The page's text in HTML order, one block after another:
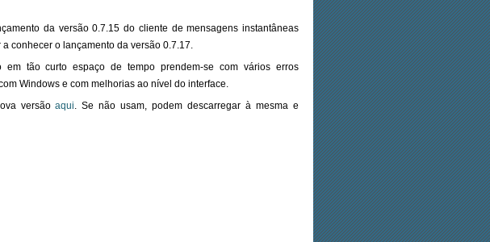
da versão 0.7.15 do cliente de mensagens instantâneas
conhecer o lançamento da versão 0.7.17.
tão curto espaço de tempo prendem-se com vários erros
Windows e com melhorias ao nível do interface.
versãoaqui. Se não usam, podem descarregar à mesma e